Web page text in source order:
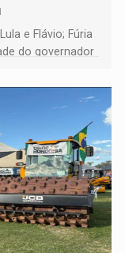
e Flávio; Fúria
do governador
faz evento em